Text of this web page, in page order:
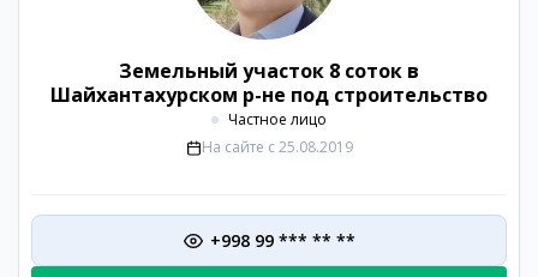
Земельный участок 8 соток в
Шайхантахурском р-не под строительство
Частное лицо
На сайте с 25.08.2019
+998 99 *** ** **